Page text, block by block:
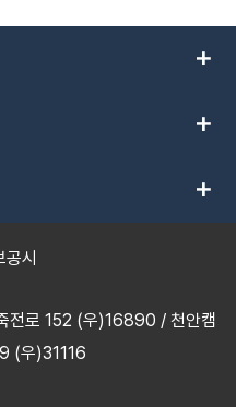
add
add
add
시
전로 152 (우)16890 / 천안캠
(우)31116